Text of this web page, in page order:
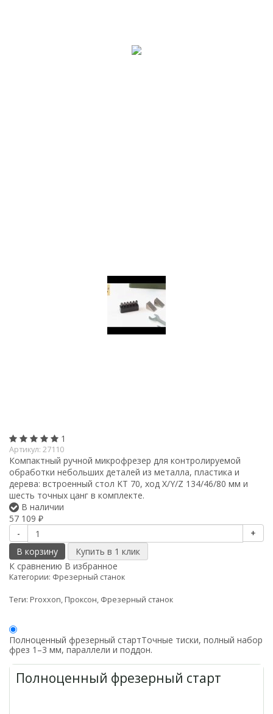
1
Артикул: 27110
Компактный ручной микрофрезер для контролируемой
обработки небольших деталей из металла, пластика и
дерева: встроенный стол KT 70, ход X/Y/Z 134/46/80 мм и
шесть точных цанг в комплекте.
В наличии
57 109 ₽
-
+
В корзину
К сравнению В избранное
Категории: Фрезерный станок
Теги: Proxxon, Проксон, Фрезерный станок
Полноценный фрезерный стартТочные тиски, полный набор
фрез 1–3 мм, параллели и поддон.
Полноценный фрезерный старт